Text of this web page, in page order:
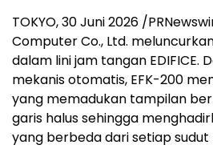
TOKYO,30 Juni 2026 /
Computer Co., Ltd.
dalam lini jam tangan EDIFICE.
mekanis otomatis, EFK-200
yang memadukan tampilan
garis halus sehingga
yang berbeda dari setiap sudut